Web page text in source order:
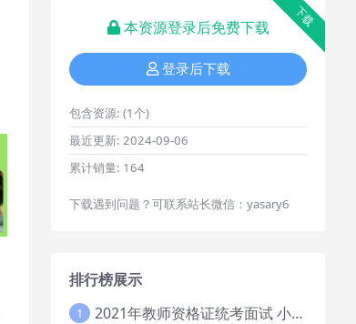
下载
本资源登录后免费下载
登录后下载
包含资源: (1个)
最近更新: 2024-09-06
累计销量: 164
下载遇到问题？可联系站长微信：yasary6
排行榜展示
1 2021年教师资格证统考面试 小学教资资料试讲+答辩